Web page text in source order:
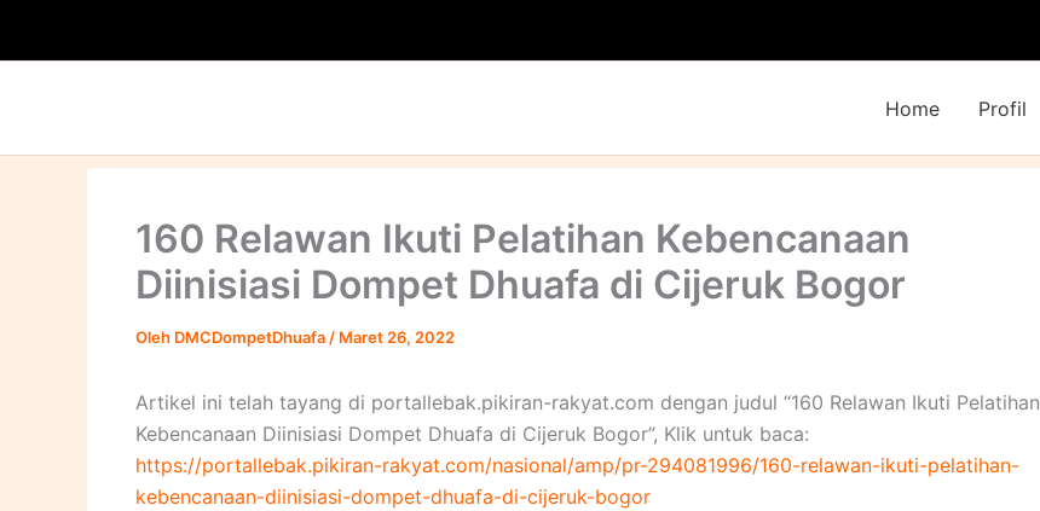
Home
Profil
160 Relawan Ikuti Pelatihan Kebencanaan
Diinisiasi Dompet Dhuafa di Cijeruk Bogor
Oleh DMCDompetDhuafa / Maret 26, 2022
Artikel ini telah tayang di portallebak.pikiran-rakyat.com dengan judul “160 Relawan Ikuti Pelatihan
Kebencanaan Diinisiasi Dompet Dhuafa di Cijeruk Bogor”, Klik untuk baca:
https://portallebak.pikiran-rakyat.com/nasional/amp/pr-294081996/160-relawan-ikuti-pelatihan-
kebencanaan-diinisiasi-dompet-dhuafa-di-cijeruk-bogor